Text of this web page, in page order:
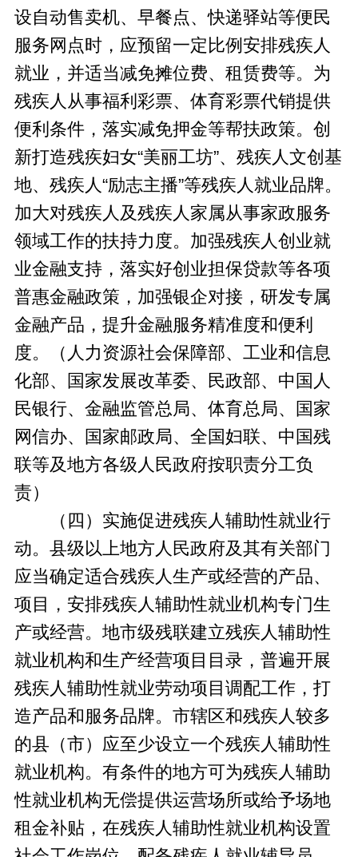
设自动售卖机、早餐点、快递驿站等便民
服务网点时，应预留一定比例安排残疾人
就业，并适当减免摊位费、租赁费等。为
残疾人从事福利彩票、体育彩票代销提供
便利条件，落实减免押金等帮扶政策。创
新打造残疾妇女“美丽工坊”、残疾人文创基
地、残疾人“励志主播”等残疾人就业品牌。
加大对残疾人及残疾人家属从事家政服务
领域工作的扶持力度。加强残疾人创业就
业金融支持，落实好创业担保贷款等各项
普惠金融政策，加强银企对接，研发专属
金融产品，提升金融服务精准度和便利
度。（人力资源社会保障部、工业和信息
化部、国家发展改革委、民政部、中国人
民银行、金融监管总局、体育总局、国家
网信办、国家邮政局、全国妇联、中国残
联等及地方各级人民政府按职责分工负
责）
（四）实施促进残疾人辅助性就业行
动。县级以上地方人民政府及其有关部门
应当确定适合残疾人生产或经营的产品、
项目，安排残疾人辅助性就业机构专门生
产或经营。地市级残联建立残疾人辅助性
就业机构和生产经营项目目录，普遍开展
残疾人辅助性就业劳动项目调配工作，打
造产品和服务品牌。市辖区和残疾人较多
的县（市）应至少设立一个残疾人辅助性
就业机构。有条件的地方可为残疾人辅助
性就业机构无偿提供运营场所或给予场地
租金补贴，在残疾人辅助性就业机构设置